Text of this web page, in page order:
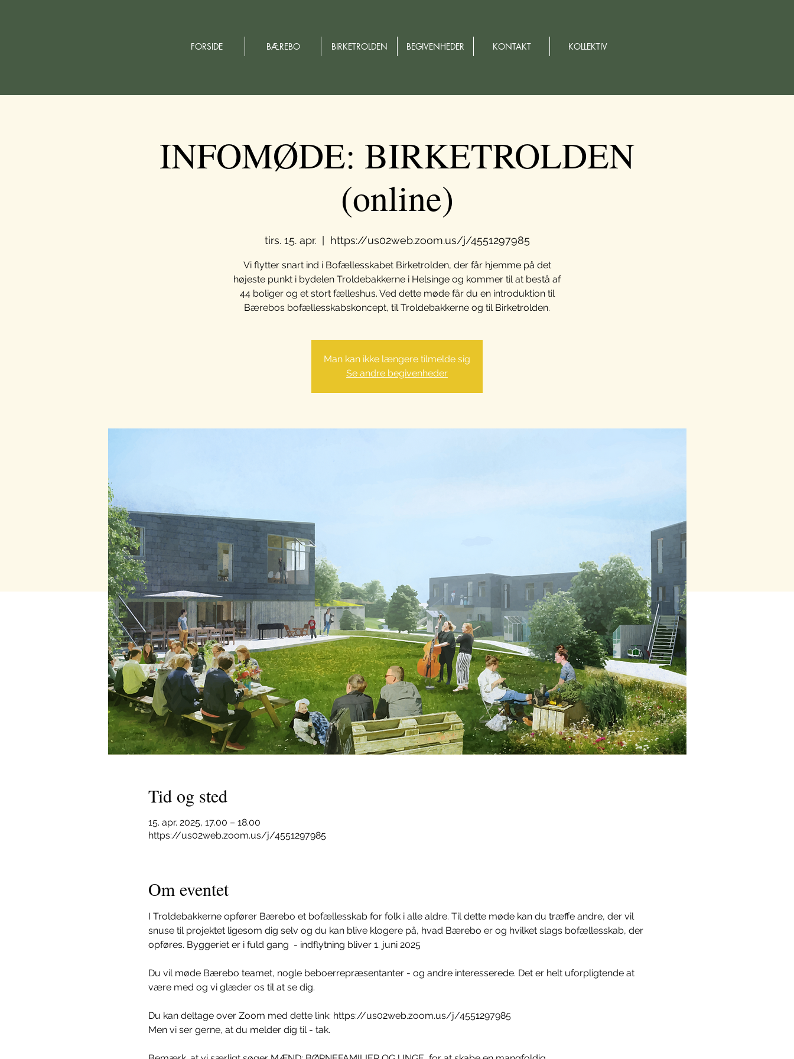
INFOMØDE: BIRKETROLDEN
(online)
tirs. 15. apr.
  |
https://us02web.zoom.us/j/4551297985
Vi flytter snart ind i Bofællesskabet Birketrolden, der får hjemme på det
højeste punkt i bydelen Troldebakkerne i Helsinge og kommer til at bestå af
44 boliger og et stort fælleshus. Ved dette møde får du en introduktion til
Bærebos bofællesskabskoncept, til Troldebakkerne og til Birketrolden.
Man kan ikke længere tilmelde sig
Se andre begivenheder
Tid og sted
15. apr. 2025, 17.00 – 18.00
https://us02web.zoom.us/j/4551297985
Om eventet
I Troldebakkerne opfører Bærebo et bofællesskab for folk i alle aldre. Til dette møde kan du træffe andre, der vil
snuse til projektet ligesom dig selv og du kan blive klogere på, hvad Bærebo er og hvilket slags bofællesskab, der
opføres. Byggeriet er i fuld gang  - indflytning bliver 1. juni 2025
Du vil møde Bærebo teamet, nogle beboerrepræsentanter - og andre interesserede. Det er helt uforpligtende at
være med og vi glæder os til at se dig.
Du kan deltage over Zoom med dette link: https://us02web.zoom.us/j/4551297985
Men vi ser gerne, at du melder dig til - tak.
FORSIDE BÆREBO BIRKETROLDEN BEGIVENHEDER KONTAKT KOLLEKTIV